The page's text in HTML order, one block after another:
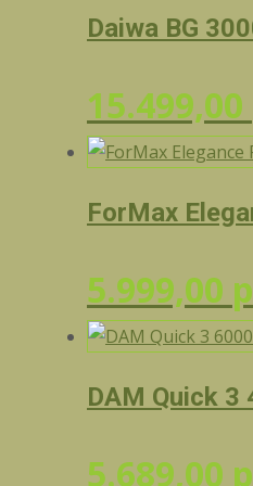
Daiwa BG
15.499,00
ForMax
5.999,00
DAM Quick 3
5.689,00